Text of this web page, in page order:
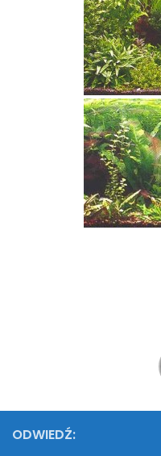
ODWIEDŹ: